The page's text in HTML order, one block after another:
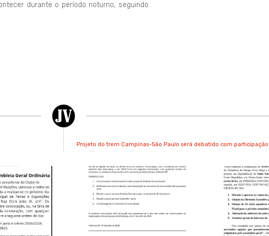
durante o período noturno, seguindo
Projeto do trem Campinas-São Paulo será debatido com